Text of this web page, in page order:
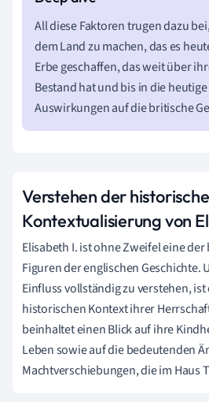
All diese Faktoren trugen dazu
dem Land zu machen, das es
Erbe geschaffen, das weit über
Bestand hat und bis in die
Auswirkungen auf die britische
Verstehen der
Kontextualisierung von
Elisabeth I. ist ohne Zweifel eine
Figuren der englischen Geschichte.
Einfluss vollständig zu verstehen,
historischen Kontext ihrer
beinhaltet einen Blick auf ihre
Leben sowie auf die bedeutenden
Machtverschiebungen, die im Haus